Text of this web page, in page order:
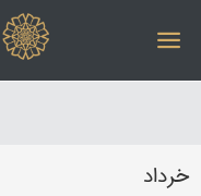
خرداد